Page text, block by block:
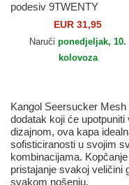
podesiv 9TWENTY
Seersucker Los Angeles
Dodgers MLB New Era
EUR 31,95
Naruči ponedjeljak, 10.
kolovoza
Kangol Seersucker
dodatak koji će
dizajnom, ova kapa
sofisticiranosti u svojim
kombinacijama.
pristajanje svakoj veličini
svakom nošenju.